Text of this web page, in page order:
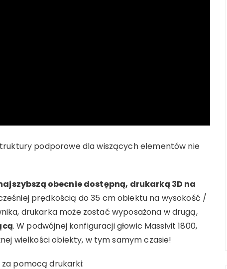
podporowe dla wiszących elementów nie
obecnie dostępną, drukarką 3D na
prędkością do 35 cm obiektu na wysokość /
drukarka może zostać wyposażona w drugą,
. W podwójnej konfiguracji głowic Massivit 1800,
wielkości obiekty, w tym samym czasie!
za pomocą drukarki: